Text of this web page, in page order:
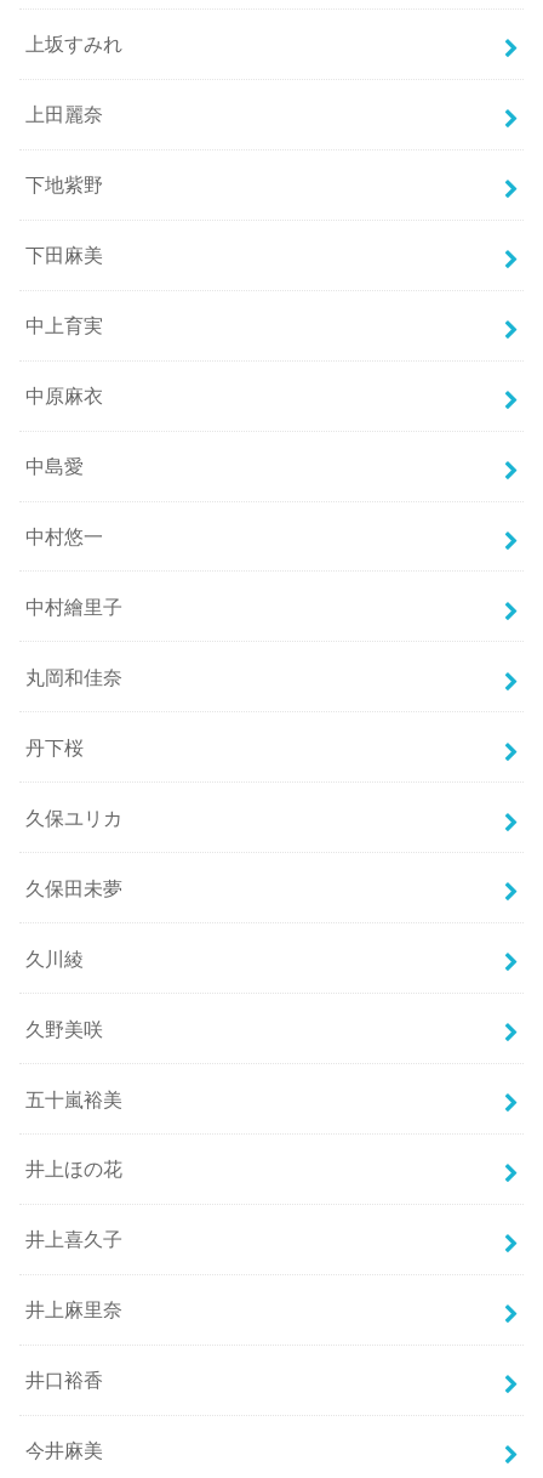
上坂すみれ
上田麗奈
下地紫野
下田麻美
中上育実
中原麻衣
中島愛
中村悠一
中村繪里子
丸岡和佳奈
丹下桜
久保ユリカ
久保田未夢
久川綾
久野美咲
五十嵐裕美
井上ほの花
井上喜久子
井上麻里奈
井口裕香
今井麻美